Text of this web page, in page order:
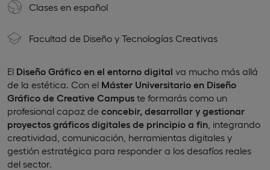
Clases en español
Facultad de Diseño y Tecnologías Creativas
El Diseño Gráfico en el entorno digital va mucho más allá
de la estética. Con el Máster Universitario en Diseño
Gráfico de Creative Campus te formarás como un
profesional capaz de concebir, desarrollar y gestionar
proyectos gráficos digitales de principio a fin , integrando
creatividad, comunicación, herramientas digitales y
gestión estratégica para responder a los desafíos reales
del sector.